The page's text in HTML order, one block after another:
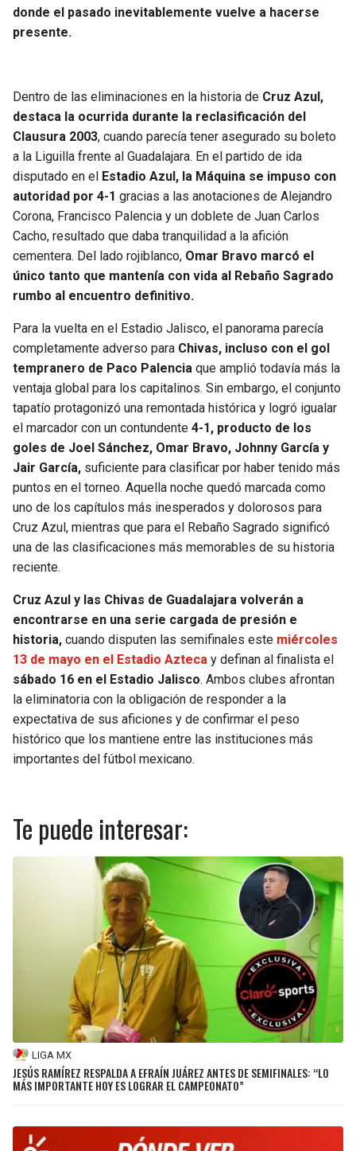
donde el pasado inevitablemente vuelve a hacerse
presente.
Dentro de las eliminaciones en la historia de Cruz Azul,
destaca la ocurrida durante la reclasificación del
Clausura 2003, cuando parecía tener asegurado su boleto
a la Liguilla frente al Guadalajara. En el partido de ida
disputado en el Estadio Azul, la Máquina se impuso con
autoridad por 4-1 gracias a las anotaciones de Alejandro
Corona, Francisco Palencia y un doblete de Juan Carlos
Cacho, resultado que daba tranquilidad a la afición
cementera. Del lado rojiblanco, Omar Bravo marcó el
único tanto que mantenía con vida al Rebaño Sagrado
rumbo al encuentro definitivo.
Para la vuelta en el Estadio Jalisco, el panorama parecía
completamente adverso para Chivas, incluso con el gol
tempranero de Paco Palencia que amplió todavía más la
ventaja global para los capitalinos. Sin embargo, el conjunto
tapatío protagonizó una remontada histórica y logró igualar
el marcador con un contundente 4-1, producto de los
goles de Joel Sánchez, Omar Bravo, Johnny García y
Jair García, suficiente para clasificar por haber tenido más
puntos en el torneo. Aquella noche quedó marcada como
uno de los capítulos más inesperados y dolorosos para
Cruz Azul, mientras que para el Rebaño Sagrado significó
una de las clasificaciones más memorables de su historia
reciente.
Cruz Azul y las Chivas de Guadalajara volverán a
encontrarse en una serie cargada de presión e
historia, cuando disputen las semifinales este miércoles
13 de mayo en el Estadio Azteca y definan al finalista el
sábado 16 en el Estadio Jalisco. Ambos clubes afrontan
la eliminatoria con la obligación de responder a la
expectativa de sus aficiones y de confirmar el peso
histórico que los mantiene entre las instituciones más
importantes del fútbol mexicano.
Te puede interesar:
LIGA MX
JESÚS RAMÍREZ RESPALDA A EFRAÍN JUÁREZ ANTES DE SEMIFINALES: “LO
MÁS IMPORTANTE HOY ES LOGRAR EL CAMPEONATO”